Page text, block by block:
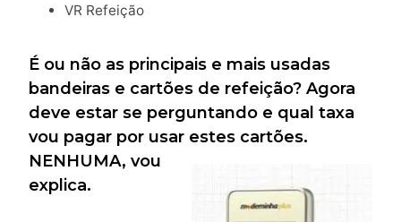
VR Refeição
É ou não as principais e mais usadas
bandeiras e cartões de refeição? Agora
deve estar se perguntando e qual taxa
vou pagar por usar estes cartões.
NENHUMA, vou
explica.